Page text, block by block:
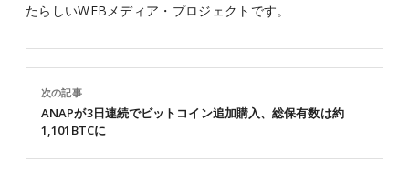
たらしいWEBメディア・プロジェクトです。
次の記事
ANAPが3日連続でビットコイン追加購入、総保有数は約
1,101BTCに